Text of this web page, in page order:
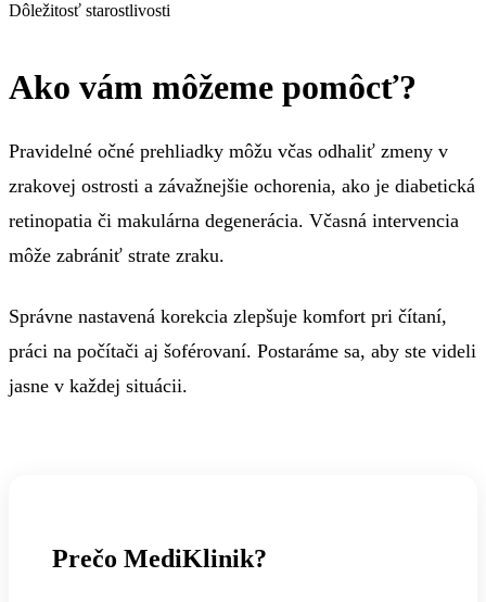
Dôležitosť starostlivosti
Ako vám môžeme pomôcť?
Pravidelné očné prehliadky môžu včas odhaliť zmeny v
zrakovej ostrosti a závažnejšie ochorenia, ako je diabetická
retinopatia či makulárna degenerácia. Včasná intervencia
môže zabrániť strate zraku.
Správne nastavená korekcia zlepšuje komfort pri čítaní,
práci na počítači aj šoférovaní. Postaráme sa, aby ste videli
jasne v každej situácii.
Prečo MediKlinik?